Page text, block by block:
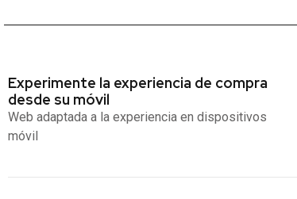
Experimente la experiencia de compra
desde su móvil
Web adaptada a la experiencia en dispositivos
móvil